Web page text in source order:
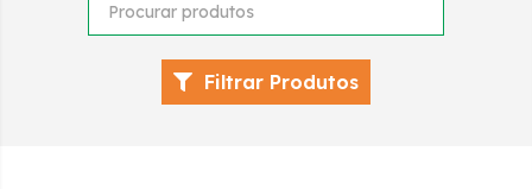
Filtrar Produtos